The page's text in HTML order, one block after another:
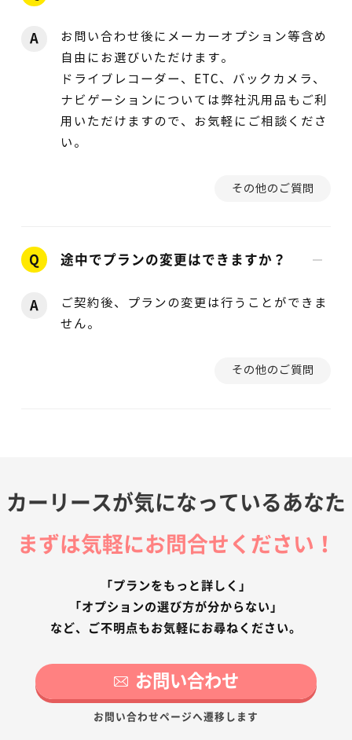
A
お問い合わせ後にメーカーオプション等含め
自由にお選びいただけます。
ドライブレコーダー、ETC、バックカメラ、
ナビゲーションについては弊社汎用品もご利
用いただけますので、お気軽にご相談くださ
い。
その他のご質問
Q 途中でプランの変更はできますか？
A
ご契約後、プランの変更は行うことができま
せん。
その他のご質問
カーリースが気になっているあなた
まずは気軽にお問合せください！
「プランをもっと詳しく」
「オプションの選び方が分からない」
など、ご不明点もお気軽にお尋ねください。
お問い合わせ
お問い合わせページへ遷移します